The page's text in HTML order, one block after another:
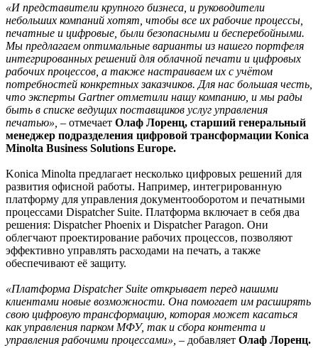
«И представители крупного бизнеса, и руководители
небольших компаний хотят, чтобы все их рабочие процессы,
печатные и цифровые, были безопасными и бесперебойными.
Мы предлагаем оптимальные варианты из нашего портфеля
интегрированных решений для облачной печати и цифровых
рабочих процессов, а также настраиваем их с учётом
потребностей конкретных заказчиков. Для нас большая честь,
что эксперты Gartner отметили нашу компанию, и мы рады
быть в списке ведущих поставщиков услуг управления
печатью», – отмечает Олаф Лоренц, старший генеральный
менеджер подразделения цифровой трансформации Konica
Minolta Business Solutions Europe.
Konica Minolta предлагает несколько цифровых решений для
развития офисной работы. Например, интегрированную
платформу для управления документооборотом и печатными
процессами Dispatcher Suite. Платформа включает в себя два
решения: Dispatcher Phoenix и Dispatcher Paragon. Они
облегчают проектирование рабочих процессов, позволяют
эффективно управлять расходами на печать, а также
обеспечивают её защиту.
«Платформа Dispatcher Suite открывает перед нашими
клиентами новые возможности. Она помогает им расширять
свою цифровую трансформацию, которая может касаться
как управления парком МФУ, так и сбора контента и
управления рабочими процессами», – добавляет Олаф Лоренц.